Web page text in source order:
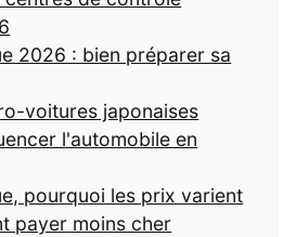
2026 : bien préparer sa
voitures japonaises
l'automobile en
pourquoi les prix varient
payer moins cher